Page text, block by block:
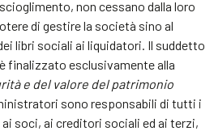
non cessano dalla loro
di gestire la società sino al
libri sociali ai liquidatori. Il suddetto
finalizzato esclusivamente alla
e del valore del patrimonio
sono responsabili di tutti i
soci, ai creditori sociali ed ai terzi,